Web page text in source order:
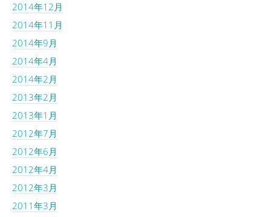
2014年12月
2014年11月
2014年9月
2014年4月
2014年2月
2013年2月
2013年1月
2012年7月
2012年6月
2012年4月
2012年3月
2011年3月